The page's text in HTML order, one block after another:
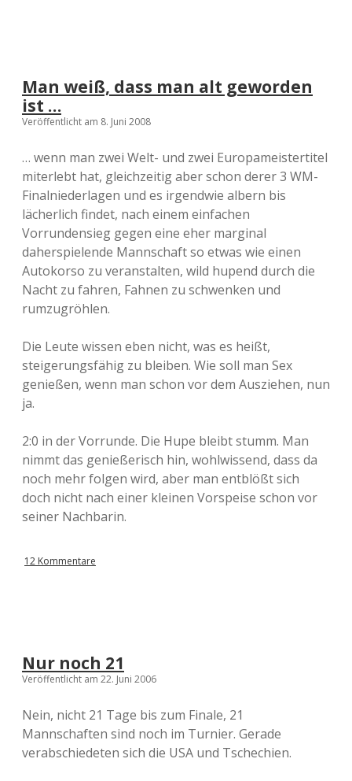
Man weiß, dass man alt geworden
ist …
Veröffentlicht am 8. Juni 2008
… wenn man zwei Welt- und zwei Europameistertitel
miterlebt hat, gleichzeitig aber schon derer 3 WM-
Finalniederlagen und es irgendwie albern bis
lächerlich findet, nach einem einfachen
Vorrundensieg gegen eine eher marginal
daherspielende Mannschaft so etwas wie einen
Autokorso zu veranstalten, wild hupend durch die
Nacht zu fahren, Fahnen zu schwenken und
rumzugröhlen.
Die Leute wissen eben nicht, was es heißt,
steigerungsfähig zu bleiben. Wie soll man Sex
genießen, wenn man schon vor dem Ausziehen, nun
ja.
2:0 in der Vorrunde. Die Hupe bleibt stumm. Man
nimmt das genießerisch hin, wohlwissend, dass da
noch mehr folgen wird, aber man entblößt sich
doch nicht nach einer kleinen Vorspeise schon vor
seiner Nachbarin.
12 Kommentare
Nur noch 21
Veröffentlicht am 22. Juni 2006
Nein, nicht 21 Tage bis zum Finale, 21
Mannschaften sind noch im Turnier. Gerade
verabschiedeten sich die USA und Tschechien.